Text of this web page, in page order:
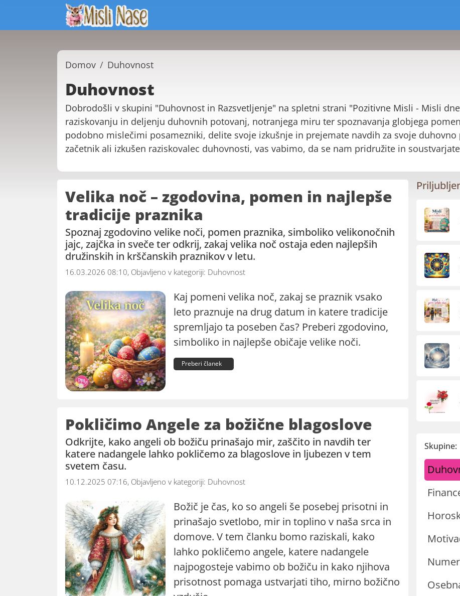
Domov Duhovnost
Duhovnost
Dobrodošli v skupini "Duhovnost in Razsvetljenje" na spletni strani "Pozitivne Misli - Misli
raziskovanju in deljenju duhovnih potovanj, notranjega miru ter spoznavanja globjega
podobno mislečimi posamezniki, delite svoje izkušnje in prejemate navdih za svoje
začetnik ali izkušen raziskovalec duhovnosti, vas vabimo, da se nam pridružite in
Velika noč – zgodovina, pomen in najlepše
tradicije praznika
Spoznaj zgodovino velike noči, pomen praznika, simboliko velikonočnih
jajc, zajčka in sveče ter odkrij, zakaj velika noč ostaja eden najlepših
družinskih in krščanskih praznikov v letu.
16.03.2026 08:10, Objavljeno v kategoriji: Duhovnost
Kaj pomeni velika noč, zakaj se praznik vsako
leto praznuje na drug datum in katere tradicije
spremljajo ta poseben čas? Preberi zgodovino,
simboliko in najlepše običaje velike noči.
Preberi članek
Pokličimo Angele za božične blagoslove
Odkrijte, kako angeli ob božiču prinašajo mir, zaščito in navdih ter
katere nadangele lahko pokličemo za blagoslove in ljubezen v tem
svetem času.
10.12.2025 07:16, Objavljeno v kategoriji: Duhovnost
Božič je čas, ko so angeli še posebej prisotni in
prinašajo svetlobo, mir in toplino v naša srca in
domove. V tem članku bomo raziskali, kako
lahko pokličemo angele, katere nadangele
najpogosteje vabimo ob božiču in kako njihova
prisotnost pomaga ustvarjati tiho, mirno božično
Skupine: